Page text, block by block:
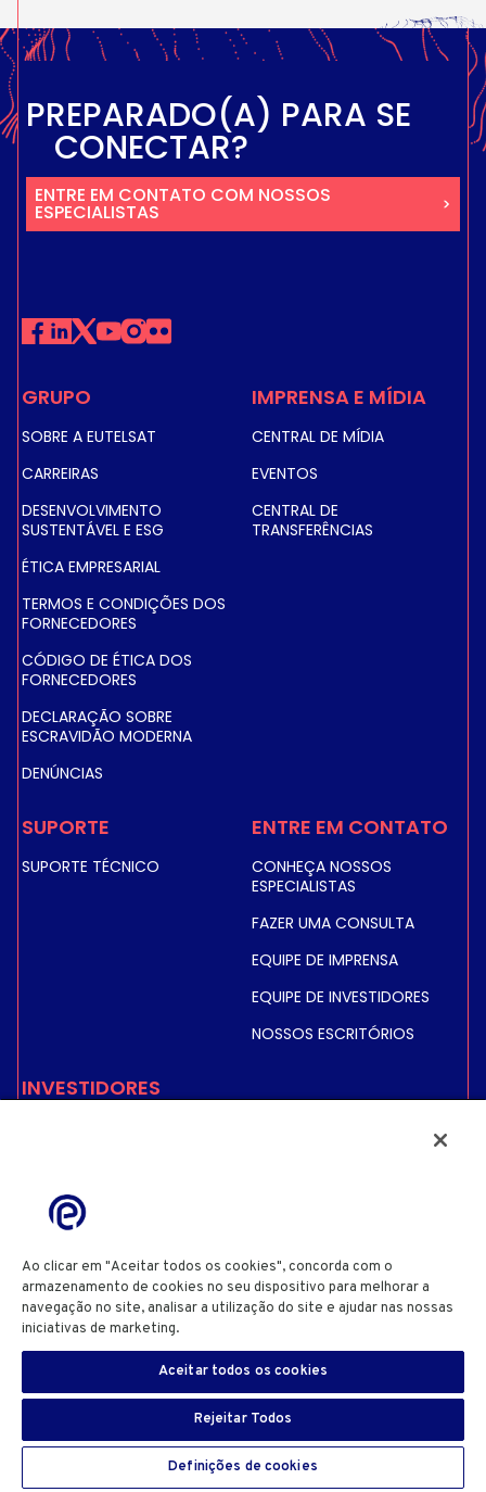
PT
PREPARADO(A) PARA SE
CONECTAR?
ENTRE EM CONTATO COM NOSSOS
ESPECIALISTAS
GRUPO
SOBRE A EUTELSAT
CARREIRAS
DESENVOLVIMENTO
SUSTENTÁVEL E ESG
ÉTICA EMPRESARIAL
TERMOS E CONDIÇÕES DOS
FORNECEDORES
CÓDIGO DE ÉTICA DOS
FORNECEDORES
DECLARAÇÃO SOBRE
ESCRAVIDÃO MODERNA
DENÚNCIAS
IMPRENSA E MÍDIA
CENTRAL DE MÍDIA
EVENTOS
CENTRAL DE
TRANSFERÊNCIAS
SUPORTE
SUPORTE TÉCNICO
ENTRE EM CONTATO
CONHEÇA NOSSOS
ESPECIALISTAS
FAZER UMA CONSULTA
EQUIPE DE IMPRENSA
EQUIPE DE INVESTIDORES
NOSSOS ESCRITÓRIOS
INVESTIDORES
INFORMAÇÕES
ACIONISTAS
POLÍTICA DE PRIVACIDADE
DEFINIÇÕES DE COOKIES
TERMOS E CONDIÇÕES DE UTILIZAÇÃO DO SITE
INFORMAÇÕES DO SITEVULNERABILIDADES DE SEGURANÇA
Direitos de autor© 2025 Eutelsat Communications SA
Ao clicar em "Aceitar todos os cookies", concorda com o
armazenamento de cookies no seu dispositivo para melhorar a
navegação no site, analisar a utilização do site e ajudar nas nossas
iniciativas de marketing.
Aceitar todos os cookies
Rejeitar Todos
Definições de cookies